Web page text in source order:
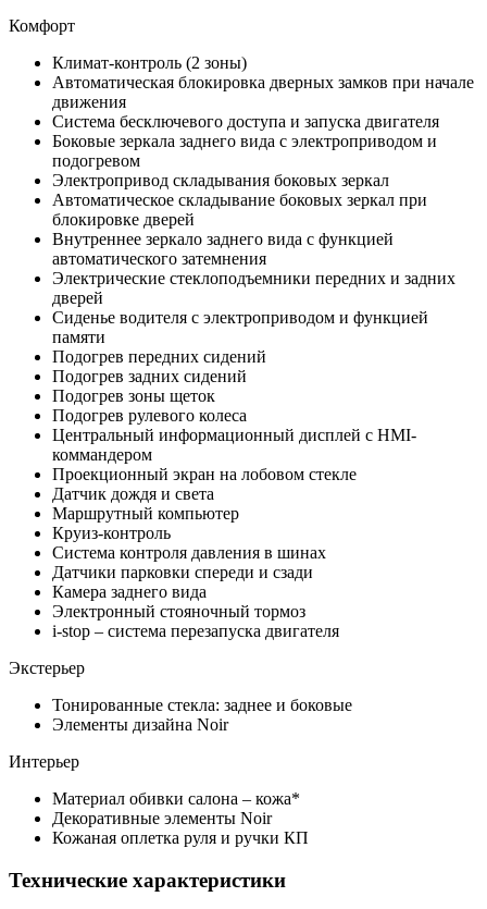
Комфорт
Климат-контроль (2 зоны)
Автоматическая блокировка дверных замков при начале
движения
Система бесключевого доступа и запуска двигателя
Боковые зеркала заднего вида с электроприводом и
подогревом
Электропривод складывания боковых зеркал
Автоматическое складывание боковых зеркал при
блокировке дверей
Внутреннее зеркало заднего вида с функцией
автоматического затемнения
Электрические стеклоподъемники передних и задних
дверей
Сиденье водителя с электроприводом и функцией
памяти
Подогрев передних сидений
Подогрев задних сидений
Подогрев зоны щеток
Подогрев рулевого колеса
Центральный информационный дисплей с HMI-
коммандером
Проекционный экран на лобовом стекле
Датчик дождя и света
Маршрутный компьютер
Круиз-контроль
Cистема контроля давления в шинах
Датчики парковки спереди и сзади
Камера заднего вида
Электронный стояночный тормоз
i-stop – система перезапуска двигателя
Экстерьер
Тонированные стекла: заднее и боковые
Элементы дизайна Noir
Интерьер
Материал обивки салона – кожа*
Декоративные элементы Noir
Кожаная оплетка руля и ручки КП
Технические характеристики